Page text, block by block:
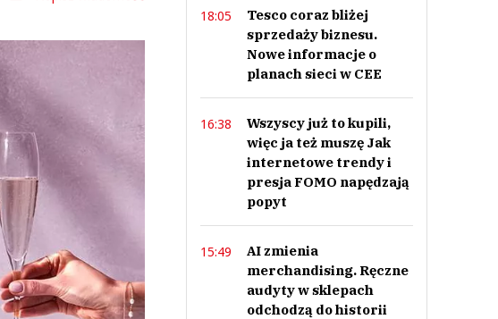
18:05
Tesco coraz bliżej
sprzedaży biznesu.
Nowe informacje o
planach sieci w CEE
16:38
Wszyscy już to kupili,
więc ja też muszę Jak
internetowe trendy i
presja FOMO napędzają
popyt
15:49
AI zmienia
merchandising. Ręczne
audyty w sklepach
odchodzą do historii